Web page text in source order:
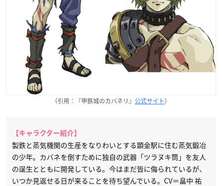
（引用：『甲鉄城のカバネリ』 公式サイト）
【キャラクター紹介】
製鉄と蒸気機関の生産をなりわいとする顕金駅に住む蒸気鍛冶
の少年。カバネを倒すために独自の武器「ツラヌキ筒」を友人
の逞生とともに開発している。今はまだ皆に侮られているが、
いつか見返せる日が来ることを待ち望んでいる。CV＝畠中 祐